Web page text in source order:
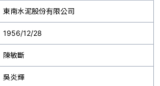
東南水泥股份有限公司
1956/12/28
陳敏斷
吳炎輝